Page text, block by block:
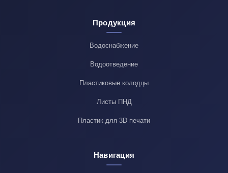
Продукция
Водоснабжение
Водоотведение
Пластиковые колодцы
Листы ПНД
Пластик для 3D печати
Навигация